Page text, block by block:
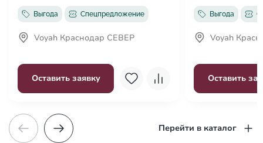
Выгода Спецпредложение
Оставить заявку
Voyah Краснодар СЕВЕР
Выгода
Оставить
Voyah
Перейти в каталог